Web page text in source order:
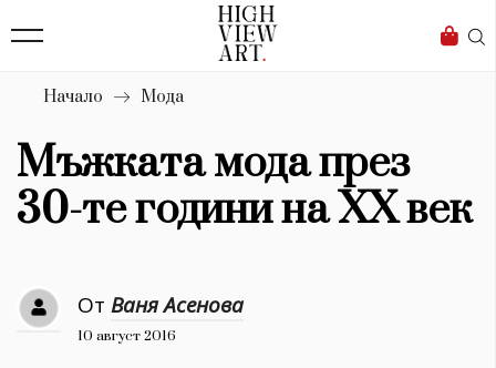
Бизнес
Мода
Dialogue
Изкуство
4340
Красота
777
Начало Мода
Мъжката мода през
30-те години на ХХ век
От Ваня Асенова
10 август 2016